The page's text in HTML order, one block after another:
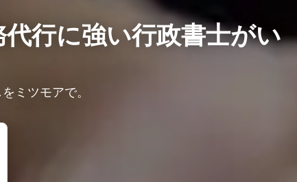
行に強い行政書士がい
ミツモアで。